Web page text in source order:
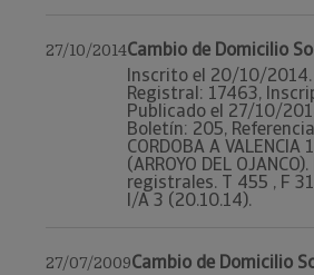
27/10/2014Cambio de Domicilio
Inscrito el 20/10/2014.
Registral: 17463,
Publicado el 27/10/
Boletín: 205,
CORDOBA A
(ARROYO DEL
registrales. T 455 , F
I/A 3 (20.10.14).
27/07/2009Cambio de Domicilio